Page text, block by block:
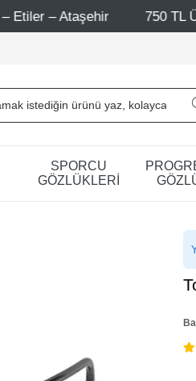
750 TL Üzeri Alışverişlerde -
SPORCU
GÖZLÜKLERİ